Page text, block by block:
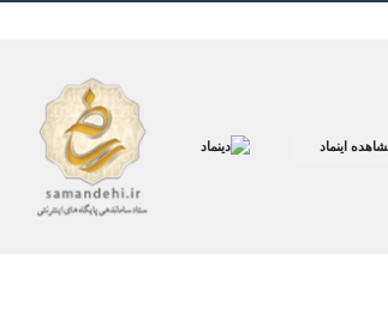
اینماد